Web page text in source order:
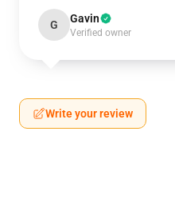
G Gavin
Verified owner
Write your review